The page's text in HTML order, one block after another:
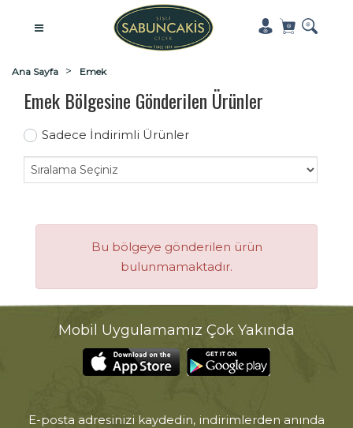
Ana Sayfa Emek
Emek Bölgesine Gönderilen Ürünler
Sadece İndirimli Ürünler
Bu bölgeye gönderilen ürün
bulunmamaktadır.
Mobil Uygulamamız Çok Yakında
E-posta adresinizi kaydedin, indirimlerden anında